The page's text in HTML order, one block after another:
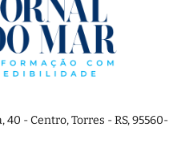
40 - Centro, Torres - RS, 95560-